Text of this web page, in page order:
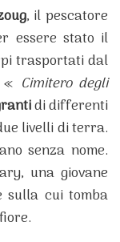
, il pescatore
essere stato il
trasportati dal
« Cimitero degli
di differenti
livelli di terra.
senza nome.
una giovane
sulla cui tomba